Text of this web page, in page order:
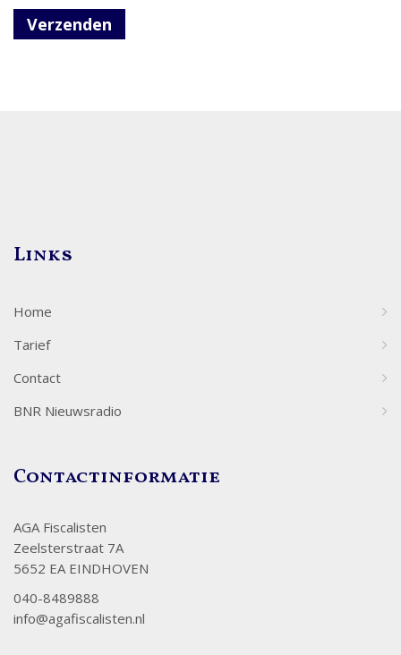
Verzenden
Links
Home
Tarief
Contact
BNR Nieuwsradio
Contactinformatie
AGA Fiscalisten
Zeelsterstraat 7A
5652 EA EINDHOVEN
040-8489888
info@agafiscalisten.nl